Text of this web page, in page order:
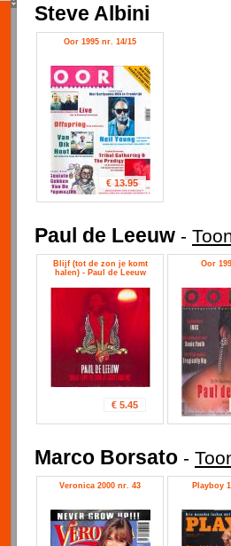
Steve Albini
Oor 1995 nr. 14/15
€ 13.95
Paul de Leeuw -
Blijf (tot de zon je komt
halen) - Paul de Leeuw
€ 5.45
Oor
Marco Borsato -
Veronica 2000 nr. 43 Playboy